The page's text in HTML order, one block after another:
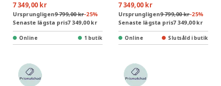
7 349,00 kr
Ursprungligen9 799,00 kr-25%
Senaste lägsta pris7 349,00 kr
Online 1 butik
7 349,00 kr
Ursprungligen9 799,00 kr-25%
Senaste lägsta pris7 349,00 kr
Online Slutsåld i butik